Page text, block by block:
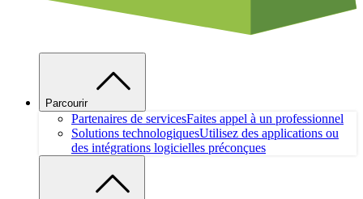
Parcourir
Partenaires de servicesFaites appel à un professionnel
Solutions technologiquesUtilisez des applications ou
des intégrations logicielles préconçues